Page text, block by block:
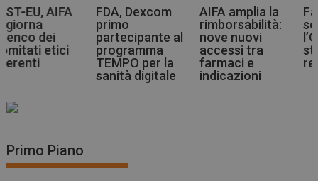
FDA, Dexcom
primo
partecipante al
programma
TEMPO per la
AIFA amplia la
rimborsabilità:
nove nuovi
accessi tra
farmaci e
indicazioni
Farmaci più
sostenibili,
l’OMS indica la
strada agli enti
regolatori
Primo Piano